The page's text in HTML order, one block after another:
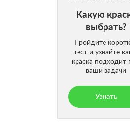
Какую
выбрать?
Пройдите
тест и узнайте
краска подходит
ваши задачи
Узнать